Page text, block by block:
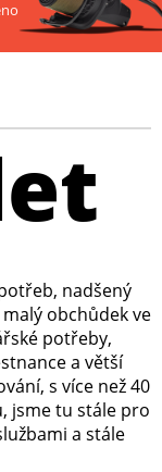
nadšený
obchůdek ve
potřeby,
a větší
s více než 40
jsme tu stále pro
a stále